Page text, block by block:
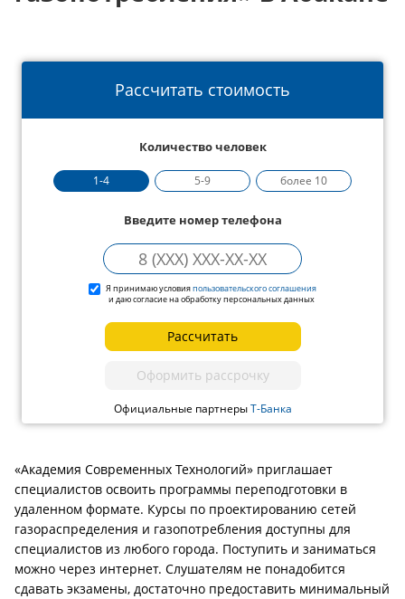
Рассчитать стоимость
Количество человек
1-4 5-9 более 10
Введите номер телефона
Я принимаю условияпользовательского соглашения
и даю согласие на обработку персональных данных
Рассчитать
Оформить рассрочку
Официальные партнерыТ-Банка
«Академия Современных Технологий» приглашает
специалистов освоить программы переподготовки в
удаленном формате. Курсы по проектированию сетей
газораспределения и газопотребления доступны для
специалистов из любого города. Поступить и заниматься
можно через интернет. Слушателям не понадобится
сдавать экзамены, достаточно предоставить минимальный